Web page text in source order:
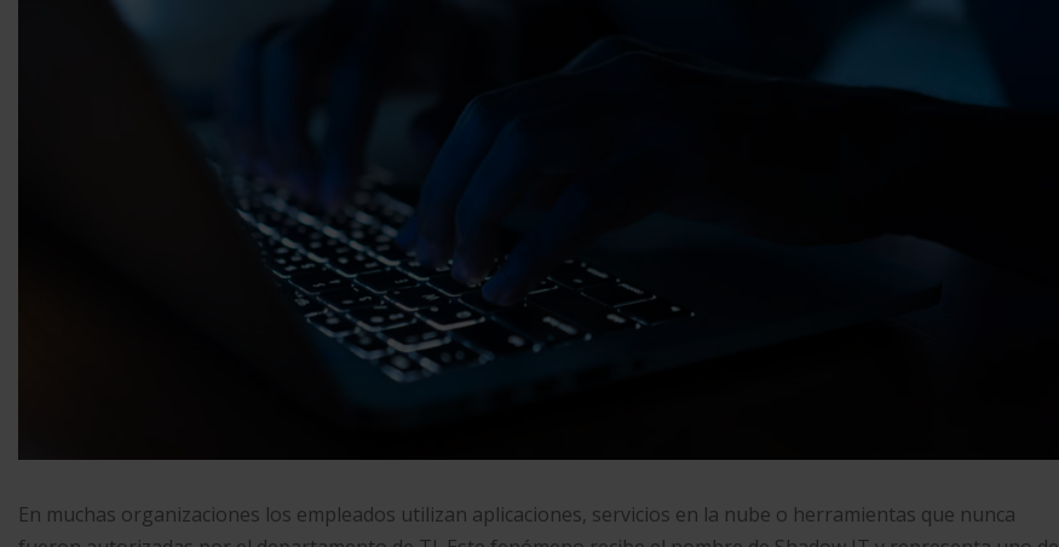
En muchas organizaciones los empleados utilizan aplicaciones, servicios en la nube o herramientas que nunca